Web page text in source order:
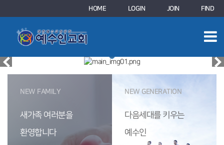
HOME LOGIN JOIN FIND
NEW FAMILY
새가족 여러분을
환영합니다
NEW GENERATION
다음세대를 키우는
예수인